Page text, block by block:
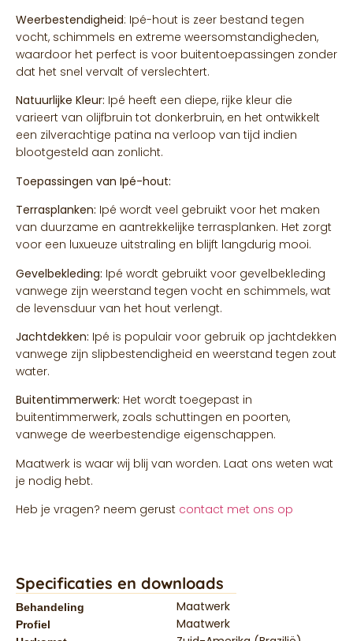
Weerbestendigheid: Ipé-hout is zeer bestand tegen
vocht, schimmels en extreme weersomstandigheden,
waardoor het perfect is voor buitentoepassingen zonder
dat het snel vervalt of verslechtert.
Natuurlijke Kleur: Ipé heeft een diepe, rijke kleur die
varieert van olijfbruin tot donkerbruin, en het ontwikkelt
een zilverachtige patina na verloop van tijd indien
blootgesteld aan zonlicht.
Toepassingen van Ipé-hout:
Terrasplanken: Ipé wordt veel gebruikt voor het maken
van duurzame en aantrekkelijke terrasplanken. Het zorgt
voor een luxueuze uitstraling en blijft langdurig mooi.
Gevelbekleding: Ipé wordt gebruikt voor gevelbekleding
vanwege zijn weerstand tegen vocht en schimmels, wat
de levensduur van het hout verlengt.
Jachtdekken: Ipé is populair voor gebruik op jachtdekken
vanwege zijn slipbestendigheid en weerstand tegen zout
water.
Buitentimmerwerk: Het wordt toegepast in
buitentimmerwerk, zoals schuttingen en poorten,
vanwege de weerbestendige eigenschappen.
Maatwerk is waar wij blij van worden. Laat ons weten wat
je nodig hebt.
Heb je vragen? neem gerust contact met ons op
Specificaties en downloads
Behandeling Maatwerk
Profiel Maatwerk